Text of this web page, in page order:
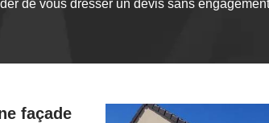
de vous dresser un devis sans
façade